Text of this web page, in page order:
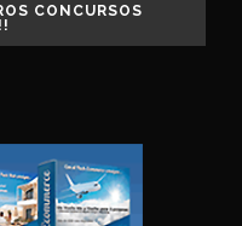
CONCURSOS